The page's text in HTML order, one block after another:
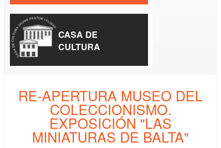
RE-APERTURA MUSEO DEL
COLECCIONISMO.
EXPOSICIÓN "LAS
MINIATURAS DE BALTA"
CASA DE
CULTURA